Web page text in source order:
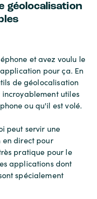
géolocalisation
et avez voulu le
pour ça. En
de géolocalisation
utiles
ou qu'il est volé.
peut servir une
direct pour
pratique pour le
applications dont
spécialement